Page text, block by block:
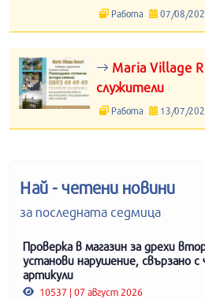
Работа 07/08/
Maria Village
служители
Работа 13/07/
Най - четени новини
за последната седмица
Проверка в магазин за дрехи
установи нарушение, свързано
артикули
10537 | 07 август 2026